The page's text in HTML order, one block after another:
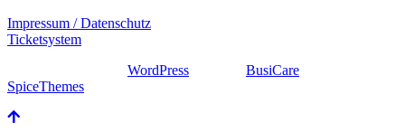
Impressum / Datenschutz
Ticketsystem
WordPress BusiCare
SpiceThemes